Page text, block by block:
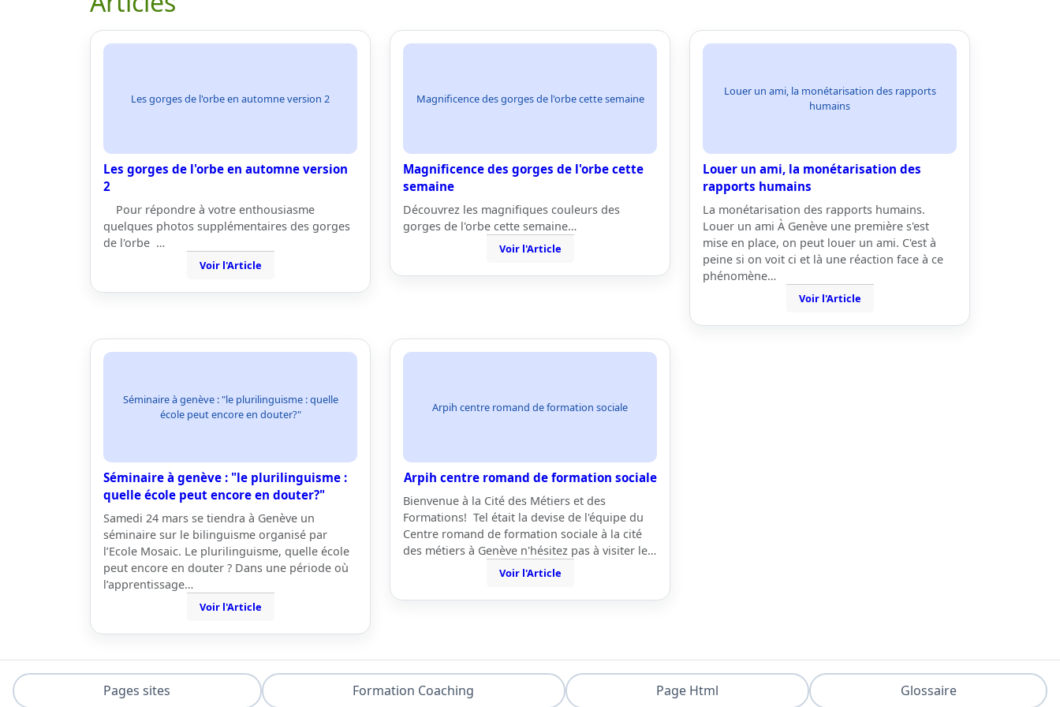
Les gorges de l'orbe en automne version 2
Les gorges de l'orbe en automne version
2
Pour répondre à votre enthousiasme
quelques photos supplémentaires des gorges
de l'orbe …
Voir l'Article
Magnificence des gorges de l'orbe cette semaine
Magnificence des gorges de l'orbe cette
semaine
Découvrez les magnifiques couleurs des
gorges de l'orbe cette semaine…
Voir l'Article
Louer un ami, la monétarisation des rapports
humains
Louer un ami, la monétarisation des
rapports humains
La monétarisation des rapports humains.
Louer un ami À Genève une première s'est
mise en place, on peut louer un ami. C'est à
peine si on voit ci et là une réaction face à ce
phénomène…
Voir l'Article
Séminaire à genève : "le plurilinguisme : quelle
école peut encore en douter?"
Séminaire à genève : "le plurilinguisme :
quelle école peut encore en douter?"
Samedi 24 mars se tiendra à Genève un
séminaire sur le bilinguisme organisé par
l’Ecole Mosaic. Le plurilinguisme, quelle école
peut encore en douter ? Dans une période où
l’apprentissage…
Voir l'Article
Arpih centre romand de formation sociale
Arpih centre romand de formation sociale
Bienvenue à la Cité des Métiers et des
Formations! Tel était la devise de l'équipe du
Centre romand de formation sociale à la cité
des métiers à Genève n'hésitez pas à visiter le…
Voir l'Article
Pages sites Formation Coaching Page Html Glossaire